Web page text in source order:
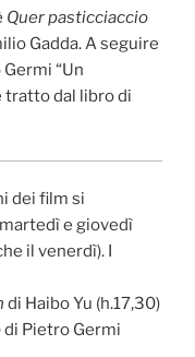
Quer pasticciaccio
Gadda. A seguire
“Un
dal libro di
dei film si
e giovedì
il venerdì). I
di Haibo Yu (h.17,30)
di Pietro Germi